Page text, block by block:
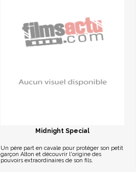
Midnight Special
Un père part en cavale pour protéger son petit
garçon Alton et découvrir l'origine des
pouvoirs extraordinaires de son fils.